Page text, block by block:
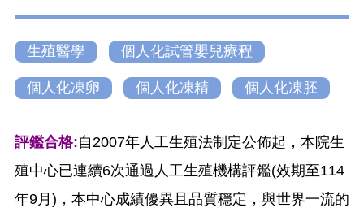
生殖醫學 個人化試管嬰兒療程
個人化凍卵 個人化凍精 個人化凍胚
評鑑合格:自2007年人工生殖法制定公佈起，本院生
殖中心已連續6次通過人工生殖機構評鑑(效期至114
年9月)，本中心成績優異且品質穩定，與世界一流的